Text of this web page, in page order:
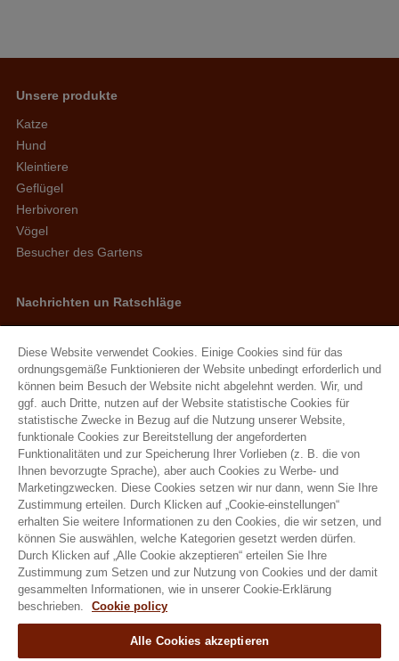
Unsere produkte
Katze
Hund
Kleintiere
Geflügel
Herbivoren
Vögel
Besucher des Gartens
Nachrichten un Ratschläge
Neuigkeiten
Ratschläge
Natural Granen Gebr De Scheemaecker BV
Metropoolstraat 28 – 29 2900 Schoten
BE 0437.115.256 - RPR Antwerpen
E. info@hobbyfirst.com
T. +32 3 640 35 50
Folgen sie uns
Diese Website verwendet Cookies. Einige Cookies sind für das
ordnungsgemäße Funktionieren der Website unbedingt erforderlich und
können beim Besuch der Website nicht abgelehnt werden. Wir, und
ggf. auch Dritte, nutzen auf der Website statistische Cookies für
statistische Zwecke in Bezug auf die Nutzung unserer Website,
funktionale Cookies zur Bereitstellung der angeforderten
Funktionalitäten und zur Speicherung Ihrer Vorlieben (z. B. die von
Ihnen bevorzugte Sprache), aber auch Cookies zu Werbe- und
Marketingzwecken. Diese Cookies setzen wir nur dann, wenn Sie Ihre
Zustimmung erteilen. Durch Klicken auf „Cookie-einstellungen“
erhalten Sie weitere Informationen zu den Cookies, die wir setzen, und
können Sie auswählen, welche Kategorien gesetzt werden dürfen.
Durch Klicken auf „Alle Cookie akzeptieren“ erteilen Sie Ihre
Zustimmung zum Setzen und zur Nutzung von Cookies und der damit
gesammelten Informationen, wie in unserer Cookie-Erklärung
beschrieben.
Cookie policy
Alle Cookies akzeptieren